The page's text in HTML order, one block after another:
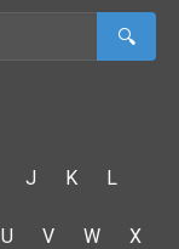
🔍
J K L
U V W X